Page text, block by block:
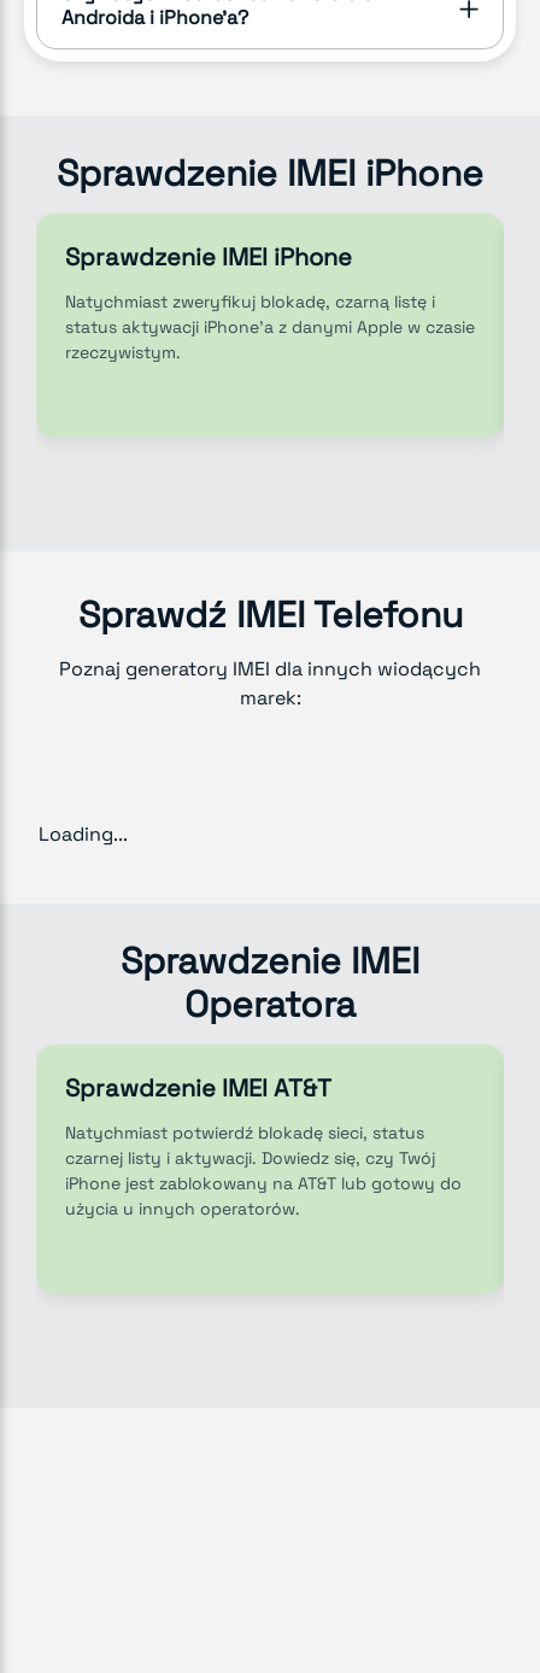
Androida i iPhone'a?
Sprawdzenie IMEI iPhone
Sprawdzenie IMEI iPhone
Natychmiast zweryfikuj blokadę, czarną listę i
status aktywacji iPhone'a z danymi Apple w czasie
rzeczywistym.
Sprawdź IMEI Telefonu
Poznaj generatory IMEI dla innych wiodących
marek:
Loading...
Sprawdzenie IMEI
Operatora
Sprawdzenie IMEI AT&T
Natychmiast potwierdź blokadę sieci, status
czarnej listy i aktywacji. Dowiedz się, czy Twój
iPhone jest zablokowany na AT&T lub gotowy do
użycia u innych operatorów.